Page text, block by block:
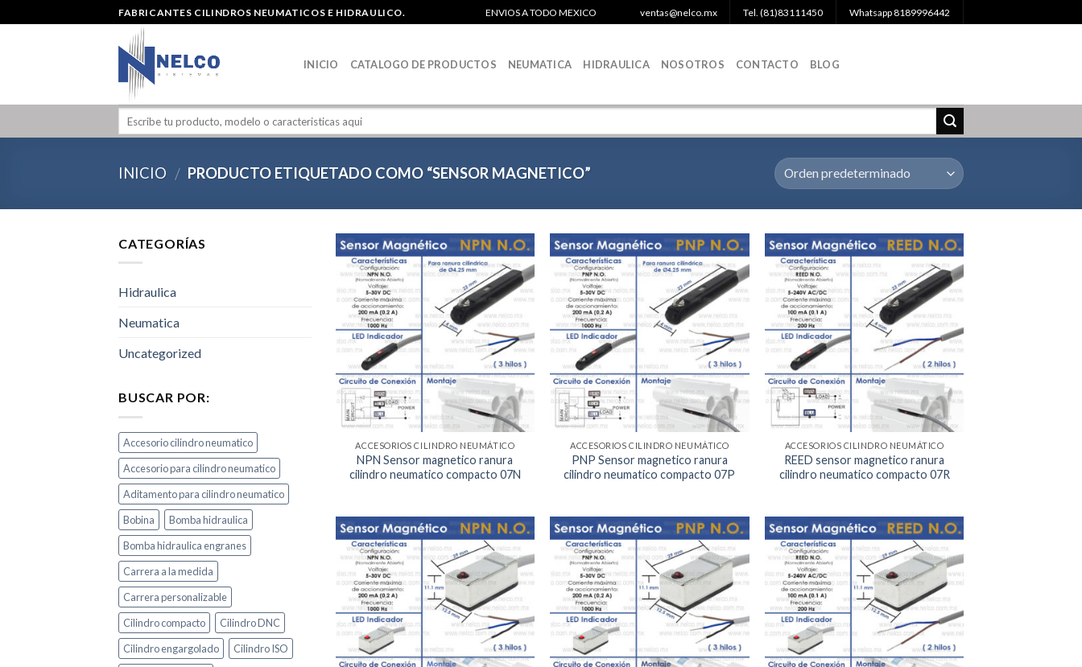
FABRICANTES CILINDROS NEUMATICOS E HIDRAULICO. ENVIOS A TODO MEXICO ventas@nelco.mx Tel. (81)83111450 Whatsapp 8189996442
INICIO CATALOGO DE PRODUCTOS NEUMATICA HIDRAULICA NOSOTROS CONTACTO BLOG
INICIO / PRODUCTO ETIQUETADO COMO “SENSOR MAGNETICO”
CATEGORÍAS
Hidraulica
Neumatica
Uncategorized
BUSCAR POR:
Accesorio cilindro neumatico
Accesorio para cilindro neumatico
Aditamento para cilindro neumatico
Bobina
Bomba hidraulica
Bomba hidraulica engranes
Carrera a la medida
Carrera personalizable
Cilindro compacto
Cilindro DNC
Cilindro engargolado
Cilindro ISO
Agregar
a la
Lista de
deseos
ACCESORIOS CILINDRO NEUMÁTICO
NPN Sensor magnetico ranura
cilindro neumatico compacto 07N
Agregar
a la
Lista de
deseos
ACCESORIOS CILINDRO NEUMÁTICO
PNP Sensor magnetico ranura
cilindro neumatico compacto 07P
Agregar
a la
Lista de
deseos
ACCESORIOS CILINDRO NEUMÁTICO
REED sensor magnetico ranura
cilindro neumatico compacto 07R
Agregar
a la
Lista de
deseos
Agregar
a la
Lista de
deseos
Agregar
a la
Lista de
deseos